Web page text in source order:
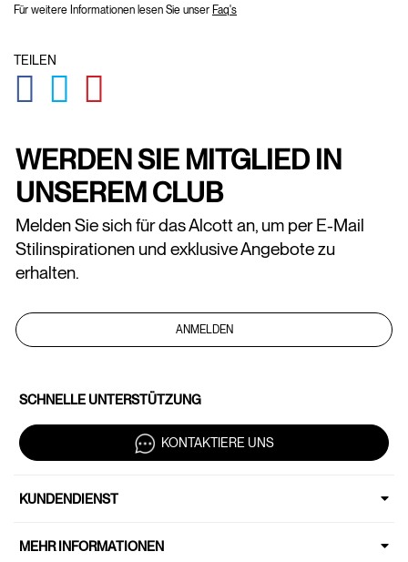
Für weitere Informationen lesen Sie unser Faq's
TEILEN
GLOBAL.SOCIALSHARE.FACEBOOK
GLOBAL.SOCIALSHARE.TWITTER
WERDEN SIE MITGLIED IN
UNSEREM CLUB
Melden Sie sich für das Alcott an, um per E-Mail
Stilinspirationen und exklusive Angebote zu
erhalten.
ANMELDEN
SCHNELLE UNTERSTÜTZUNG
KONTAKTIERE UNS
KUNDENDIENST
MEHR INFORMATIONEN